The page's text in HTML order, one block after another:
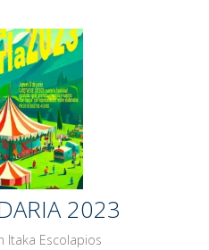
2023
Itaka Escolapios